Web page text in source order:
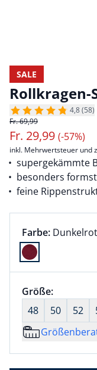
SALE
Rollkragen-
4,8 (58)
Fr. 69,99
Fr. 29,99 (-57%)
inkl. Mehrwertsteuer und
supergekämmte
besonders
feine
Farbauswahl:
Farbe: aktuell
Dunkelrot
Farbe Dunkelrot
Größenauswahl:
Größe:nichts
48
50 52